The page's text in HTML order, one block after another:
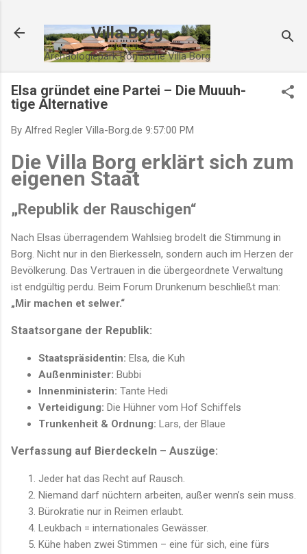
Villa Borg
Archäologiepark Römische Villa Borg
Elsa gründet eine Partei – Die Muuuh-
tige Alternative
By Alfred Regler Villa-Borg.de 9:57:00 PM
Die Villa Borg erklärt sich zum
eigenen Staat
„Republik der Rauschigen“
Nach Elsas überragendem Wahlsieg brodelt die Stimmung in
Borg. Nicht nur in den Bierkesseln, sondern auch im Herzen der
Bevölkerung. Das Vertrauen in die übergeordnete Verwaltung
ist endgültig perdu. Beim Forum Drunkenum beschließt man:
„Mir machen et selwer.“
Staatsorgane der Republik:
Staatspräsidentin: Elsa, die Kuh
Außenminister: Bubbi
Innenministerin: Tante Hedi
Verteidigung: Die Hühner vom Hof Schiffels
Trunkenheit & Ordnung: Lars, der Blaue
Verfassung auf Bierdeckeln – Auszüge:
Jeder hat das Recht auf Rausch.
Niemand darf nüchtern arbeiten, außer wenn’s sein muss.
Bürokratie nur in Reimen erlaubt.
Leukbach = internationales Gewässer.
Kühe haben zwei Stimmen – eine für sich, eine fürs